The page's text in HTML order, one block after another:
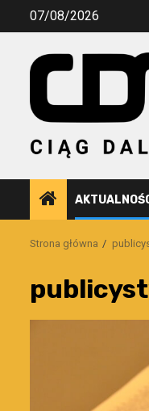
Przejdź07/08/2026
Strona główna